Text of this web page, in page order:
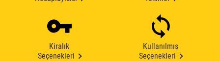
Kiralık
Seçenekleri
Kullanılmış
Seçenekleri